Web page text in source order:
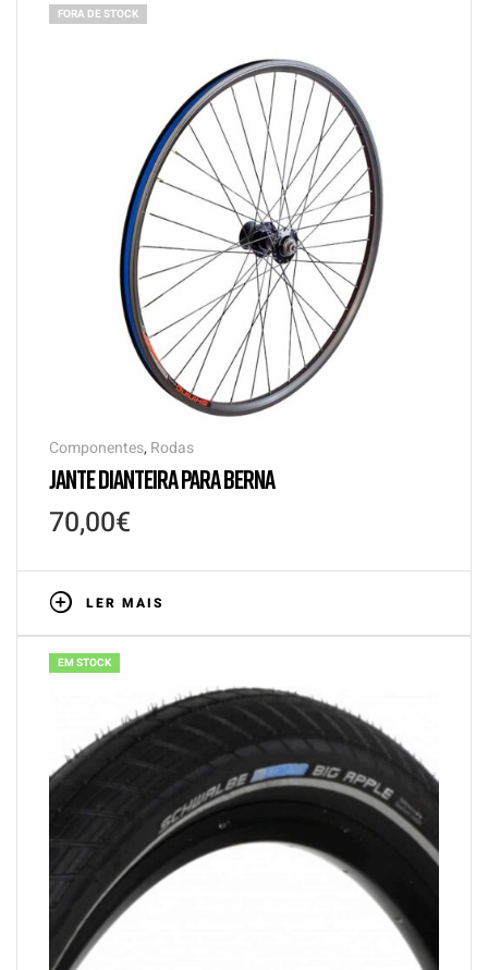
FORA DE STOCK
Componentes, Rodas
JANTE DIANTEIRA PARA BERNA
70,00€
LER MAIS
EM STOCK